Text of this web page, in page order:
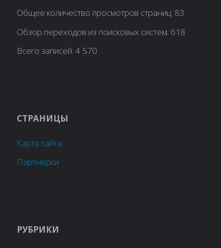
Общее количество просмотров страниц: 83
Обзор переходов из поисковых систем: 618
Всего записей:4 570
СТРАНИЦЫ
Карта сайта
Партнёрки
РУБРИКИ